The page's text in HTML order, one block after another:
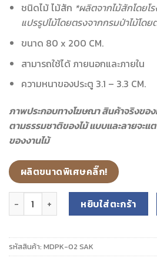
ชนิดไม้ ไม้สัก *ผลิตจากไม้สักโดยโ
แปรรูปไม้โดยตรงจากกรมป่าไม้โดย
ขนาด 80 x 200 CM.
สามารถใช้ได้ ภายนอกและภายใน
ความหนาของประตู 3.1 – 3.3 CM.
ภาพประกอบทางโฆษณา สินค้าจริงขอ
ตามธรรมชาติของไม้ แบบและลายจะ
ของงานไม้
ผลิตขนาดพิเศษคลิ๊ก!
จำนวน ประตูไม้สักแท้ รุ่น MDPK-02 ขน
หยิบใส่ตะกร้า
รหัสสินค้า: MDPK-02 SAK